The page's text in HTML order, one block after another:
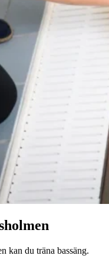
kan du träna bassäng.